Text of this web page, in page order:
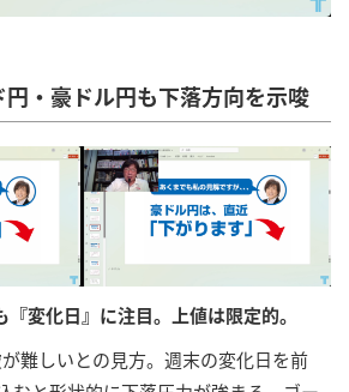
・豪ドル円も下落方向を示唆
変化日』に注目。上値は限定的。
難しいとの見方。週末の変化日を前